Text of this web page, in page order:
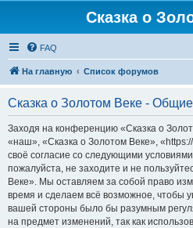
Сказка о
FAQ
На главную Список форумов
Сказка о Золотом Веке -
Заходя на конференцию «Сказка о
«наш», «Сказка о Золотом Веке»,
своё согласие со следующими
пожалуйста, не заходите и не
Веке». Мы оставляем за собой право
время и сделаем всё возможное, чтобы
вашей стороны было бы разумным
на предмет изменений, так как